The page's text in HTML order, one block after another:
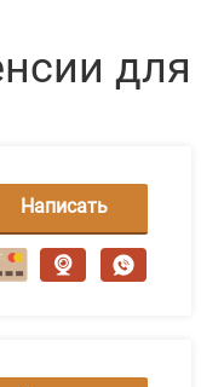
Написать
сообщение